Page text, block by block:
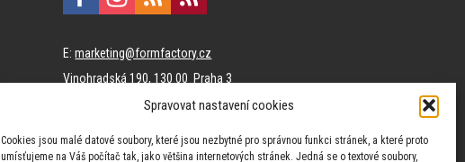
Spravovat nastavení cookies
Cookies jsou malé datové soubory, které jsou nezbytné pro správnou funkci stránek, a které proto
umísťujeme na Váš počítač tak, jako většina internetových stránek. Jedná se o textové soubory,
E:marketing@formfactory.cz
Vinohradská 190, 130 00 Praha 3